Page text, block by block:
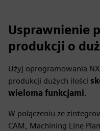
Usprawnienie
produkcji o
Użyj oprogramowania
produkcji dużych ilości
wieloma funkcjami.
W połączeniu ze
CAM, Machining Line